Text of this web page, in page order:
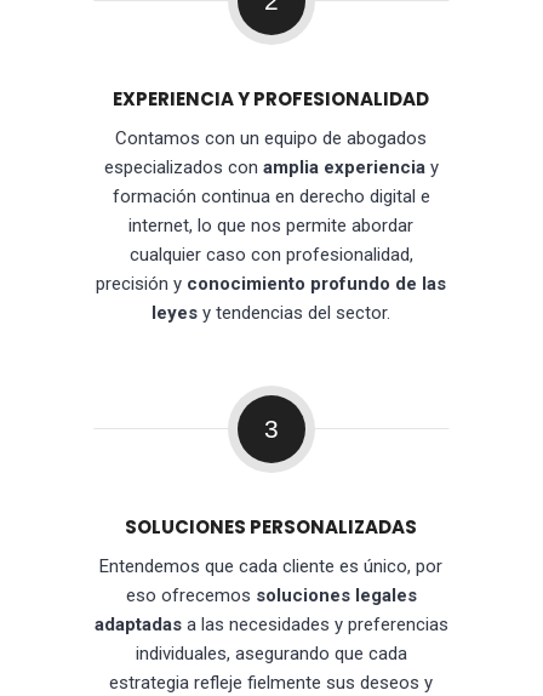
EXPERIENCIA Y PROFESIONALIDAD
Contamos con un equipo de abogados
especializados con amplia experienciay
formación continua en derecho digital e
internet, lo que nos permite abordar
cualquier caso con profesionalidad,
precisión y conocimiento profundo de las
leyes y tendencias del sector.
3
SOLUCIONES PERSONALIZADAS
Entendemos que cada cliente es único, por
eso ofrecemos soluciones legales
adaptadasa las necesidades y preferencias
individuales, asegurando que cada
estrategia refleje fielmente sus deseos y